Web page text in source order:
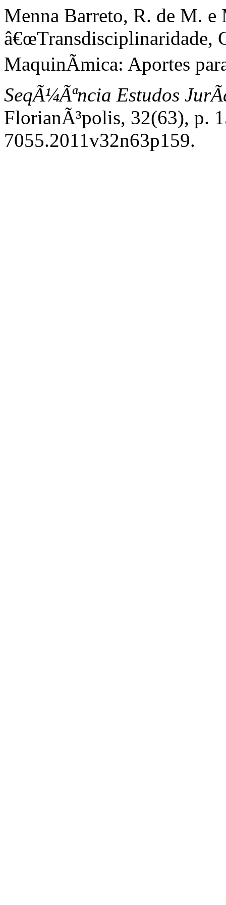
Menna Barreto, R. de M.
â€œTransdisciplinaridade,
MaquinÃ­mica: Aportes
SeqÃ¼Ãªncia Estudos
FlorianÃ³polis, 32(63), p.
7055.2011v32n63p159.